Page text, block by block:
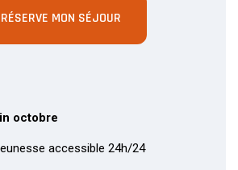
MON SÉJOUR
octobre
accessible 24h/24